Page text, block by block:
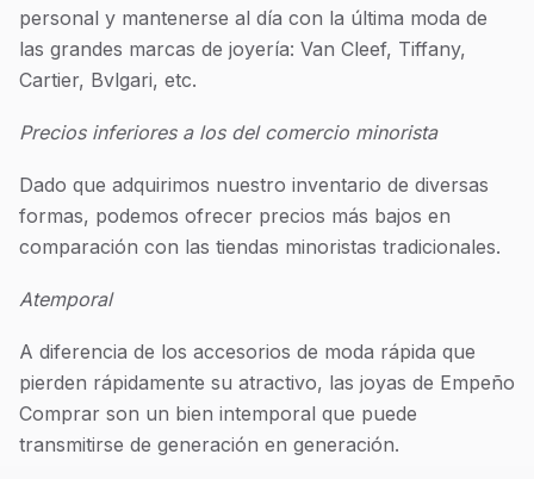
personal y mantenerse al día con la última moda de
las grandes marcas de joyería: Van Cleef, Tiffany,
Cartier, Bvlgari, etc.
Precios inferiores a los del comercio minorista
Dado que adquirimos nuestro inventario de diversas
formas, podemos ofrecer precios más bajos en
comparación con las tiendas minoristas tradicionales.
Atemporal
A diferencia de los accesorios de moda rápida que
pierden rápidamente su atractivo, las joyas de Empeño
Comprar son un bien intemporal que puede
transmitirse de generación en generación.